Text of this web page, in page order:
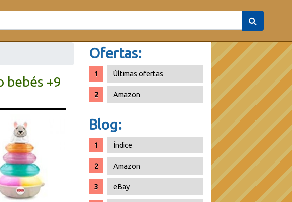
bebés +9
Ofertas:
Últimas ofertas
Amazon
Blog:
Índice
Amazon
eBay